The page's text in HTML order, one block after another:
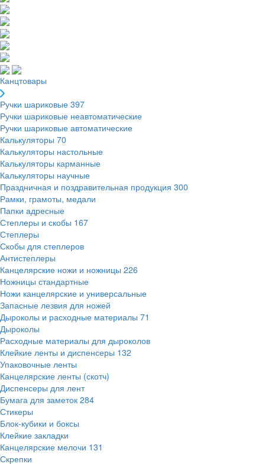
Канцтовары
Ручки шариковые 397
Ручки шариковые неавтоматические
Ручки шариковые автоматические
Калькуляторы 70
Калькуляторы настольные
Калькуляторы карманные
Калькуляторы научные
Праздничная и поздравительная продукция 300
Рамки, грамоты, медали
Папки адресные
Степлеры и скобы 167
Степлеры
Скобы для степлеров
Антистеплеры
Канцелярские ножи и ножницы 226
Ножницы стандартные
Ножи канцелярские и универсальные
Запасные лезвия для ножей
Дыроколы и расходные материалы 71
Дыроколы
Расходные материалы для дыроколов
Клейкие ленты и диспенсеры 132
Упаковочные ленты
Канцелярские ленты (скотч)
Диспенсеры для лент
Бумага для заметок 284
Стикеры
Блок-кубики и боксы
Клейкие закладки
Канцелярские мелочи 131
Скрепки